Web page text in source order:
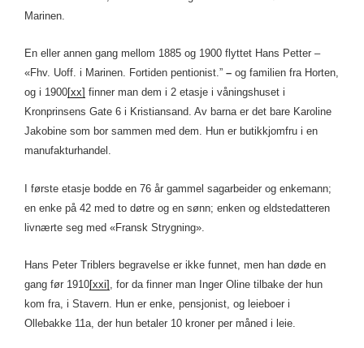
Marinen.
En eller annen gang mellom 1885 og 1900 flyttet Hans Petter –
«Fhv. Uoff. i Marinen. Fortiden pentionist.” – og familien fra Horten,
og i 1900[xx] finner man dem i 2 etasje i våningshuset i
Kronprinsens Gate 6 i Kristiansand. Av barna er det bare Karoline
Jakobine som bor sammen med dem. Hun er butikkjomfru i en
manufakturhandel.
I første etasje bodde en 76 år gammel sagarbeider og enkemann;
en enke på 42 med to døtre og en sønn; enken og eldstedatteren
livnærte seg med «Fransk Strygning».
Hans Peter Triblers begravelse er ikke funnet, men han døde en
gang før 1910[xxi] , for da finner man Inger Oline tilbake der hun
kom fra, i Stavern. Hun er enke, pensjonist, og leieboer i
Ollebakke 11a, der hun betaler 10 kroner per måned i leie.